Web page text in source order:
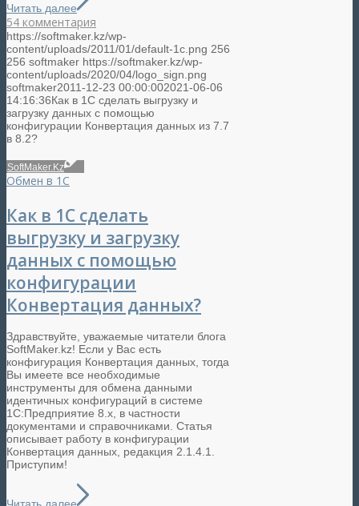
Читать далее
54 комментария
https://softmaker.kz/wp-
content/uploads/2011/01/default-1c.png 256
256 softmaker https://softmaker.kz/wp-
content/uploads/2020/04/logo_sign.png
softmaker2011-12-23 00:00:002021-06-06
14:16:36Как в 1С сделать выгрузку и
загрузку данных с помощью
конфигурации Конвертация данных из 7.7
в 8.2?
SoftMaker.Kz
Обмен в 1С
Как в 1С сделать
выгрузку и загрузку
данных с помощью
конфигурации
Конвертация данных?
Здравствуйте, уважаемые читатели блога
SoftMaker.kz! Если у Вас есть
конфигурация Конвертация данных, тогда
Вы имеете все необходимые
инструменты для обмена данными
идентичных конфигураций в системе
1С:Предприятие 8.x, в частности
документами и справочниками. Статья
описывает работу в конфигурации
Конвертация данных, редакция 2.1.4.1.
Приступим!